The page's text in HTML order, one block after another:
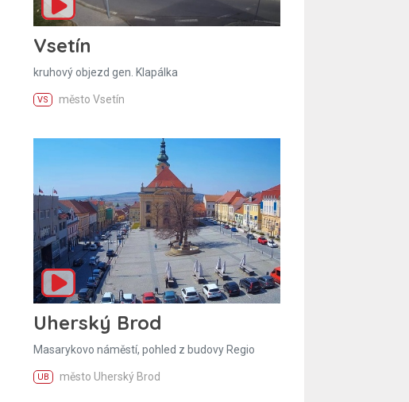
Vsetín
kruhový objezd gen. Klapálka
VS město Vsetín
Uherský Brod
Masarykovo náměstí, pohled z budovy Regio
UB město Uherský Brod